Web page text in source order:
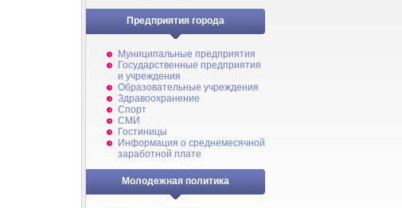
Предприятия города
Муниципальные предприятия
Государственные предприятия
и учреждения
Образовательные учреждения
Здравоохранение
Спорт
СМИ
Гостиницы
Информация о среднемесячной
заработной плате
Молодежная политика